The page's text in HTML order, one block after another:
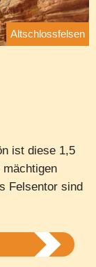
Altschlossfelsen
ist diese 1,5
mächtigen
Felsentor sind